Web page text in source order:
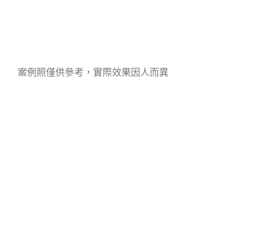
案例照僅供參考，實際效果因人而異